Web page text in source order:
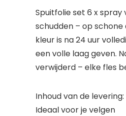
Spuitfolie set 6 x spray
schudden – op
kleur is na 24 uur
een volle laag geven.
verwijderd – elke fles
Inhoud van de levering:
Ideaal voor je velgen